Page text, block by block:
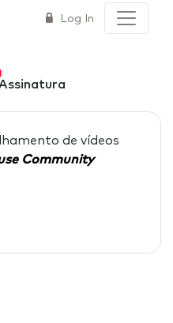
Log In
de vídeos
Community